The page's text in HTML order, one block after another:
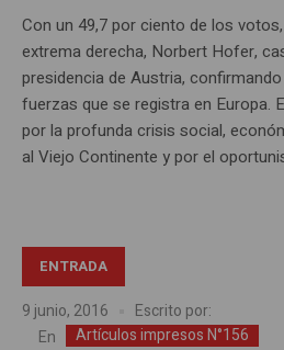
Con un 49,7 por ciento de los
extrema derecha, Norbert Hofer,
presidencia de Austria,
fuerzas que se registra en Europa.
por la profunda crisis social,
al Viejo Continente y por el
ENTRADA
9 junio, 2016
Escrito por:
En
Artículos impresos N°156